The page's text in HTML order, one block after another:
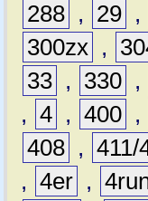
288 , 29 ,
300zx ,
33 , 330 ,
, 4 , 400 ,
408 , 411/
, 4er ,